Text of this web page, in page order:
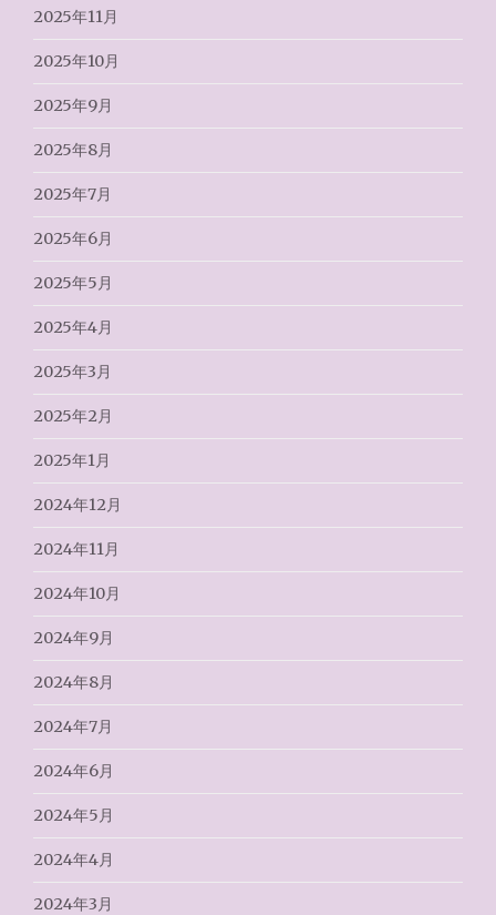
2025年11月
2025年10月
2025年9月
2025年8月
2025年7月
2025年6月
2025年5月
2025年4月
2025年3月
2025年2月
2025年1月
2024年12月
2024年11月
2024年10月
2024年9月
2024年8月
2024年7月
2024年6月
2024年5月
2024年4月
2024年3月